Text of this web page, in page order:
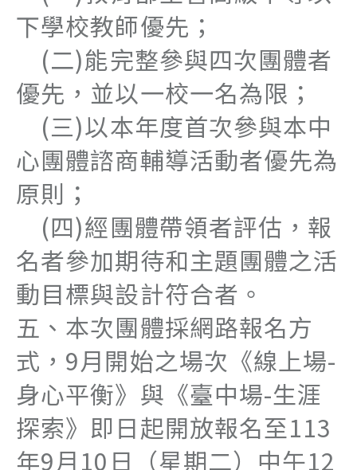
下學校教師優先；
(二)能完整參與四次團體者
優先，並以一校一名為限；
(三)以本年度首次參與本中
心團體諮商輔導活動者優先為
原則；
(四)經團體帶領者評估，報
名者參加期待和主題團體之活
動目標與設計符合者。
五、本次團體採網路報名方
式，9月開始之場次《線上場-
身心平衡》與《臺中場-生涯
探索》即日起開放報名至113
年9月10日（星期二）中午12